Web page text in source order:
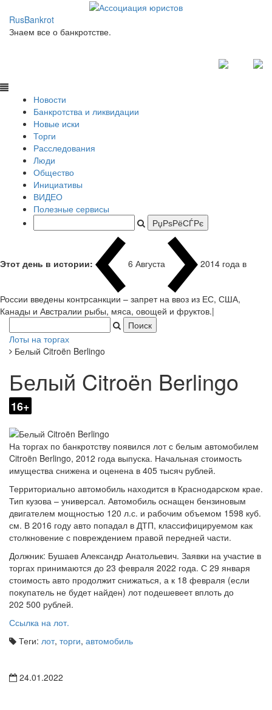
RusBankrot
Знаем все о банкротстве.
Новости
Банкротства и ликвидации
Новые иски
Торги
Расследования
Люди
Общество
Инициативы
ВИДЕО
Полезные сервисы
Этот день в истории: 6 Августа 2014 года в
России введены контрсанкции – запрет на ввоз из ЕС, США,
Канады и Австралии рыбы, мяса, овощей и фруктов.|
Лоты на торгах
Белый Citroën Berlingo
Белый Citroën Berlingo
16+
На торгах по банкротству появился лот с белым автомобилем
Citroën Berlingo, 2012 года выпуска. Начальная стоимость
имущества снижена и оценена в 405 тысяч рублей.
Территориально автомобиль находится в Краснодарском крае.
Тип кузова – универсал. Автомобиль оснащен бензиновым
двигателем мощностью 120 л.с. и рабочим объемом 1598 куб.
см. В 2016 году авто попадал в ДТП, классифицируемом как
столкновение с повреждением правой передней части.
Должник: Бушаев Александр Анатольевич. Заявки на участие в
торгах принимаются до 23 февраля 2022 года. С 29 января
стоимость авто продолжит снижаться, а к 18 февраля (если
покупатель не будет найден) лот подешевеет вплоть до
202 500 рублей.
Ссылка на лот.
Теги: лот, торги, автомобиль
24.01.2022